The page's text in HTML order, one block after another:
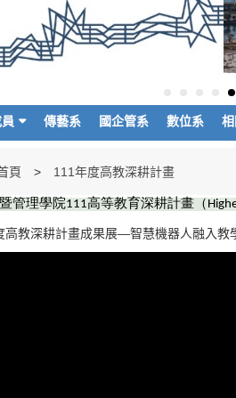
傳藝系 國企管系 數位系
頁 111年度高教深耕計畫
管理學院111高等教育深耕計畫（
高教深耕計畫成果展—智慧機器人融入教